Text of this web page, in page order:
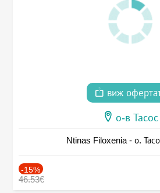
виж
о-в Тасос
Ntinas Filoxenia - о.
-15%
46.53€